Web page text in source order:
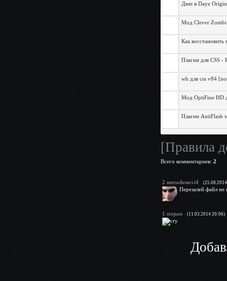
Дюп в Dayz
Мод Clever
Как
Плагин для CSS -
wh для css v84
Мод OptiFine HD
Плагин AntiFlash
[Правила
Всего комментариев: 2
2 metadonovi4
Перезалей файл не
1 stepan (11.03.2014 20:06)